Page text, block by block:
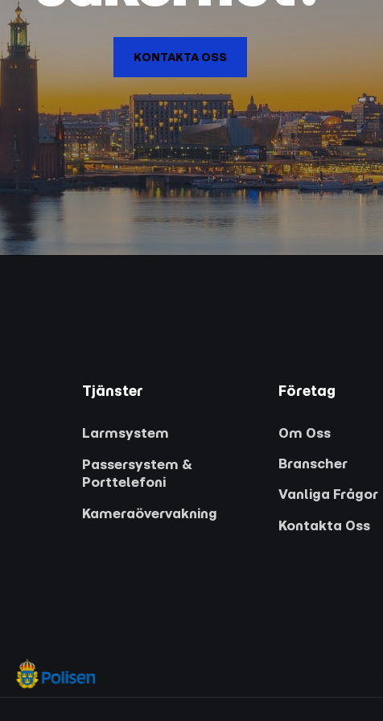
KONTAKTA OSS
Tjänster
Larmsystem
Passersystem &
Porttelefoni
Kameraövervakning
Företag
Om Oss
Branscher
Vanliga Frågor
Kontakta Oss